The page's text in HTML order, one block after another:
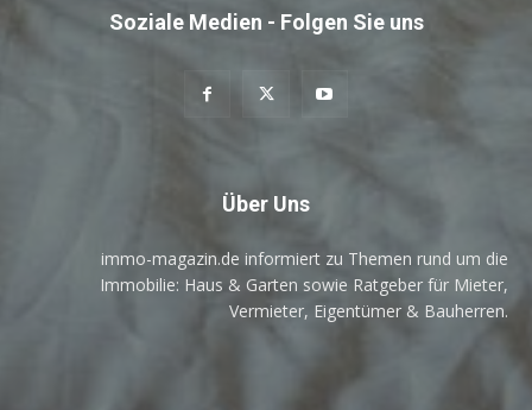
Soziale Medien - Folgen Sie uns
Über Uns
immo-magazin.de informiert zu Themen rund um die
Immobilie: Haus & Garten sowie Ratgeber für Mieter,
Vermieter, Eigentümer & Bauherren.